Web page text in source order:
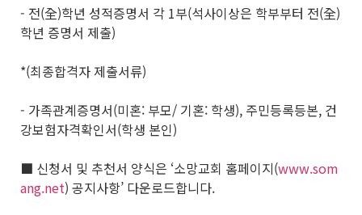
- 전(全)학년 성적증명서 각 1부(석사이상은 학부부터 전(全)
학년 증명서 제출)
*(최종합격자 제출서류)
- 가족관계증명서(미혼: 부모/ 기혼: 학생), 주민등록등본, 건
강보험자격확인서(학생 본인)
■ 신청서 및 추천서 양식은 ‘소망교회 홈페이지(www.som
ang.net) 공지사항’ 다운로드합니다.